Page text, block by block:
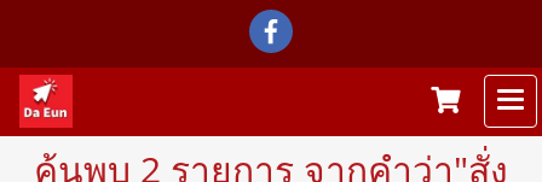
ค้นพบ 2 รายการ จากคำว่า"สั่ง